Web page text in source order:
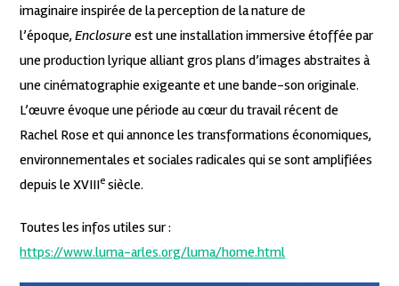
imaginaire inspirée de la perception de la nature de
l’époque,Enclosure est une installation immersive étoffée par
une production lyrique alliant gros plans d’images abstraites à
une cinématographie exigeante et une bande-son originale.
L’œuvre évoque une période au cœur du travail récent de
Rachel Rose et qui annonce les transformations économiques,
environnementales et sociales radicales qui se sont amplifiées
depuis le XVIIIe siècle.
Toutes les infos utiles sur :
https://www.luma-arles.org/luma/home.html